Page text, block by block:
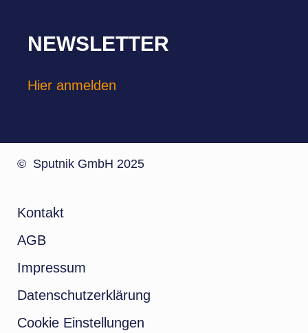
NEWSLETTER
Hier anmelden
© Sputnik GmbH 2025
Kontakt
AGB
Impressum
Datenschutzerklärung
Cookie Einstellungen